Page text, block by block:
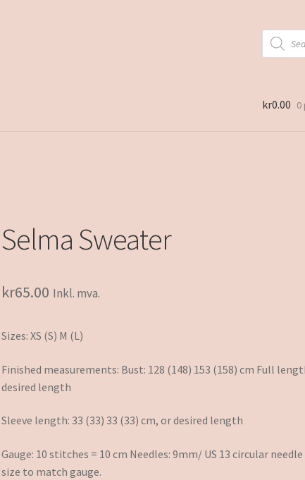
Products
search
kr0.00 0
Selma Sweater
kr65.00 Inkl. mva.
Sizes: XS (S) M (L)
Finished measurements: Bust: 128 (148) 153 (158) cm Full
desired length
Sleeve length: 33 (33) 33 (33) cm, or desired length
Gauge: 10 stitches = 10 cm Needles: 9mm/ US 13 circular
size to match gauge.